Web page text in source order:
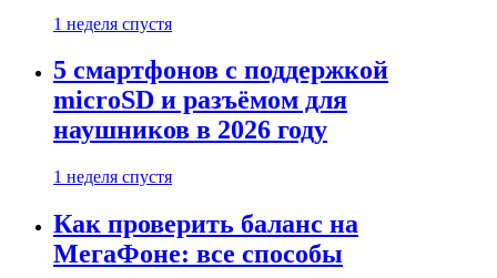
1 неделя спустя
5 смартфонов с поддержкой
microSD и разъёмом для
наушников в 2026 году
1 неделя спустя
Как проверить баланс на
МегаФоне: все способы